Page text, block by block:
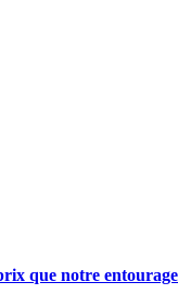
que notre